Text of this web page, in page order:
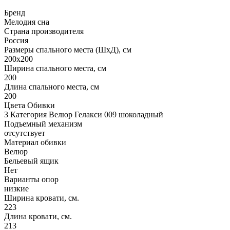
Бренд
Мелодия сна
Страна производителя
Россия
Размеры спального места (ШхД), см
200х200
Ширина спального места, см
200
Длина спального места, см
200
Цвета Обивки
3 Категория Велюр Гелакси 009 шоколадный
Подъемный механизм
отсутствует
Материал обивки
Велюр
Бельевый ящик
Нет
Варианты опор
низкие
Ширина кровати, см.
223
Длина кровати, см.
213